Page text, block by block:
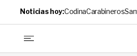
Noticias hoy:CodinaCarabineros